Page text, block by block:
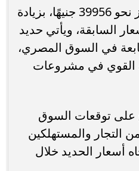
سجل سعر طن حديد عز نحو 39956 جنيهًا، بزيادة
الأسعار السابقة، ويأتي حديد
في السوق المصري،
القوي في مشروعات
على توقعات السوق
التجار والمستهلكين
أسعار الحديد خلال